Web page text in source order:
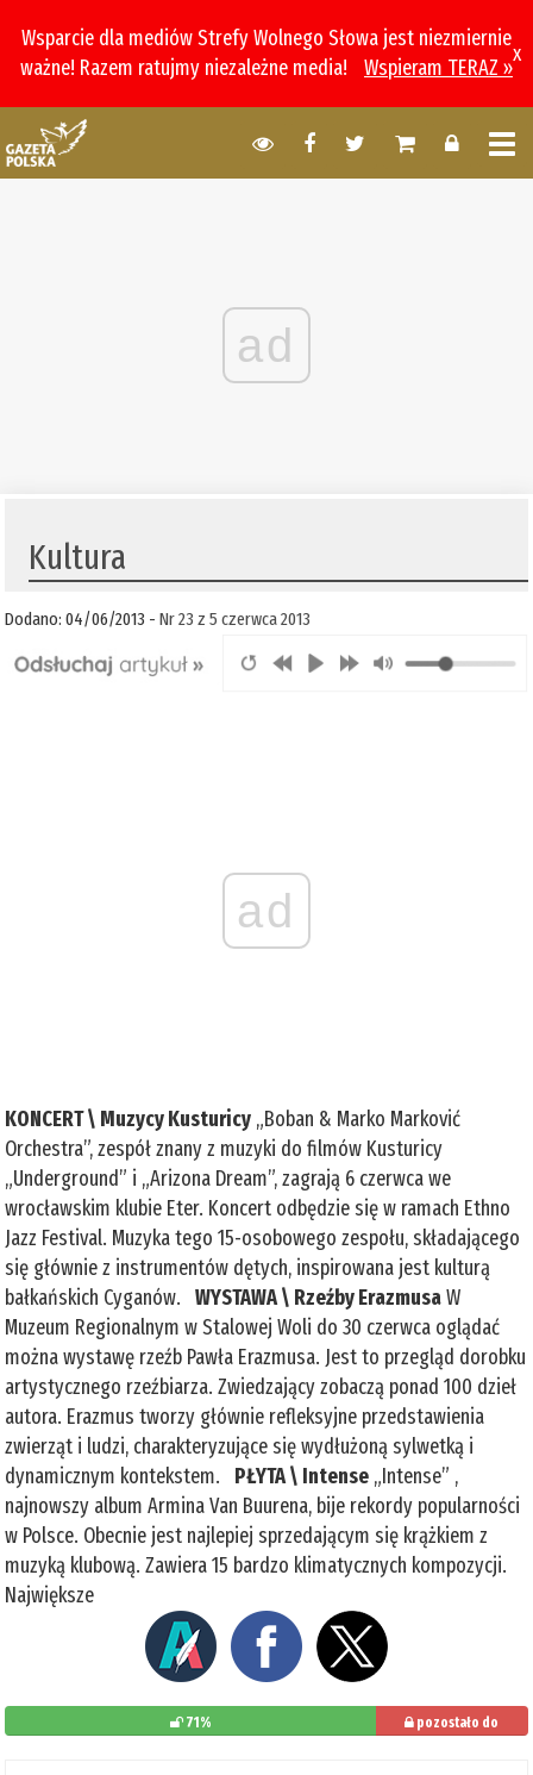
Wsparcie dla mediów Strefy Wolnego Słowa jest niezmiernie
ważne! Razem ratujmy niezależne media!
Wspieram TERAZ »
x
ad
Kultura
Dodano: 04/06/2013 -Nr 23 z 5 czerwca 2013
ad
KONCERT \ Muzycy Kusturicy „Boban & Marko Marković
Orchestra”, zespół znany z muzyki do filmów Kusturicy
„Underground” i „Arizona Dream”, zagrają 6 czerwca we
wrocławskim klubie Eter. Koncert odbędzie się w ramach Ethno
Jazz Festival. Muzyka tego 15-osobowego zespołu, składającego
się głównie z instrumentów dętych, inspirowana jest kulturą
bałkańskich Cyganów.WYSTAWA \ Rzeźby ErazmusaW
Muzeum Regionalnym w Stalowej Woli do 30 czerwca oglądać
można wystawę rzeźb Pawła Erazmusa. Jest to przegląd dorobku
artystycznego rzeźbiarza. Zwiedzający zobaczą ponad 100 dzieł
autora. Erazmus tworzy głównie refleksyjne przedstawienia
zwierząt i ludzi, charakteryzujące się wydłużoną sylwetką i
dynamicznym kontekstem. PŁYTA \ Intense „Intense” ,
najnowszy album Armina Van Buurena, bije rekordy popularności
w Polsce. Obecnie jest najlepiej sprzedającym się krążkiem z
muzyką klubową. Zawiera 15 bardzo klimatycznych kompozycji.
Największe
71%
pozostało do